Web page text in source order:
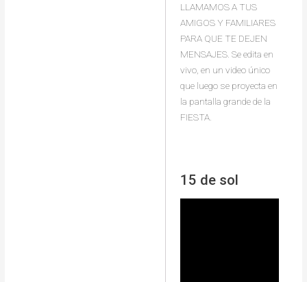
LLAMAMOS A TUS
AMIGOS Y FAMILIARES
PARA QUE TE DEJEN
MENSAJES. Se edita en
vivo, en un video único
que luego se proyecta en
la pantalla grande de la
FIESTA.
15 de sol